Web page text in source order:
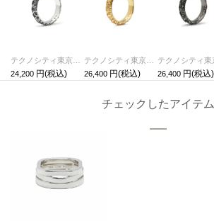
24,200
26,400
26,400
チェックしたアイテム